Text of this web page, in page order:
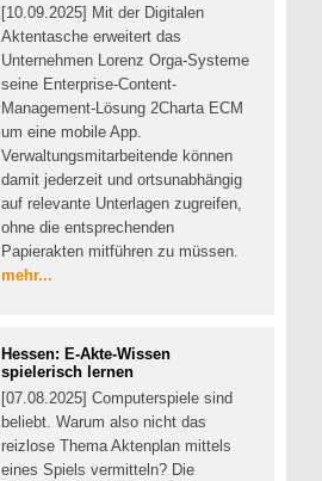
[10.09.2025] Mit der Digitalen
Aktentasche erweitert das
Unternehmen Lorenz Orga-Systeme
seine Enterprise-Content-
Management-Lösung 2Charta ECM
um eine mobile App.
Verwaltungsmitarbeitende können
damit jederzeit und ortsunabhängig
auf relevante Unterlagen zugreifen,
ohne die entsprechenden
Papierakten mitführen zu müssen.
mehr...
Hessen: E-Akte-Wissen
spielerisch lernen
[07.08.2025] Computerspiele sind
beliebt. Warum also nicht das
reizlose Thema Aktenplan mittels
eines Spiels vermitteln? Die